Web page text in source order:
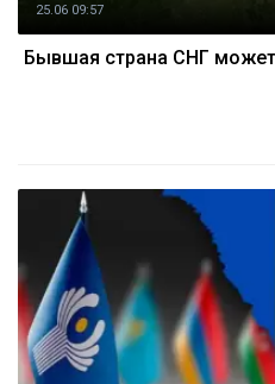
25.06 09:57
Бывшая страна СНГ может